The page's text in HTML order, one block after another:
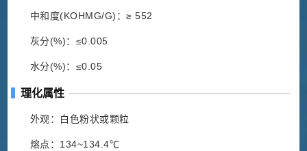
中和度(KOHMG/G)：≥ 552
灰分(%)：≤0.005
水分(%)：≤0.05
理化属性
外观：白色粉状或颗粒
熔点：134~134.4℃